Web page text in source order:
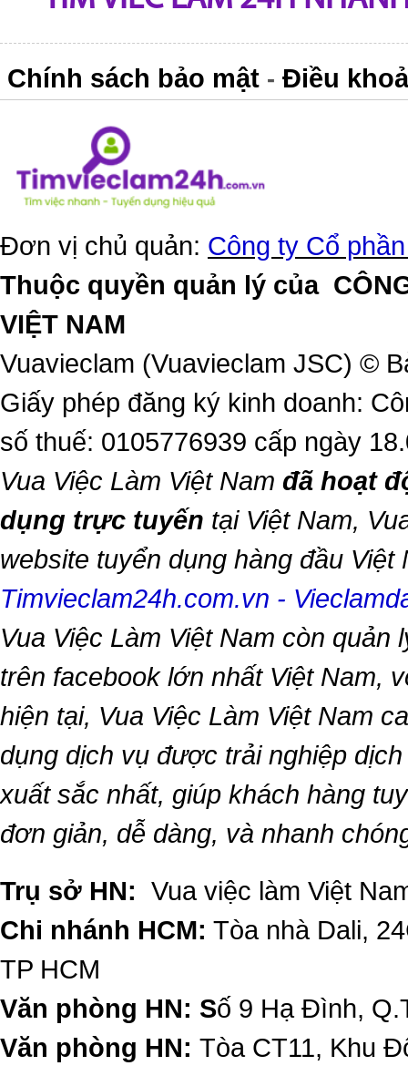
Chính sách bảo mật - Điều
Đơn vị chủ quản: Công ty Cổ
Thuộc quyền quản lý của
VIỆT NAM
Vuavieclam (Vuavieclam JSC) ©
Giấy phép đăng ký kinh doanh:
số thuế: 0105776939 cấp ngày
Vua Việc Làm Việt Nam đã hoạt
dụng trực tuyến tại Việt Nam,
website tuyển dụng hàng đầu
Timvieclam24h.com.vn -
Vua Việc Làm Việt Nam còn quản
trên facebook lớn nhất Việt Nam,
hiện tại, Vua Việc Làm Việt Nam
dụng dịch vụ được trải nghiệp
xuất sắc nhất, giúp khách hàng
đơn giản, dễ dàng, và nhanh
Trụ sở HN: Vua việc làm Việt
Chi nhánh HCM: Tòa nhà Dali,
TP HCM
Văn phòng HN: Số 9 Hạ Đình,
Văn phòng HN: Tòa CT11, Khu